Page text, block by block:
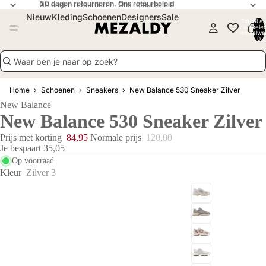
30 dagen retourneren. Ons retourbeleid
30 dagen retourneren. Ons retourbeleid
Waar ben je naar op zoek?
NieuwKledingSchoenenDesignersSale
Totaal
0
Home › Schoenen › Sneakers › New Balance 530 Sneaker Zilver
New Balance
New Balance 530 Sneaker Zilver
Prijs met korting 84,95 Normale prijs 120,00
Je bespaart 35,05
Op voorraad
Kleur Zilver 3